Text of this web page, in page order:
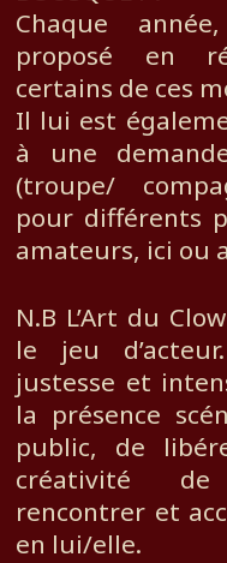
Chaque
proposé en
certains de ces
Il lui est
à une
(troupe/
pour différents
amateurs, ici ou
N.B L’Art du
le jeu
justesse et
la présence
public, de
créativité de
rencontrer et
en lui/elle.